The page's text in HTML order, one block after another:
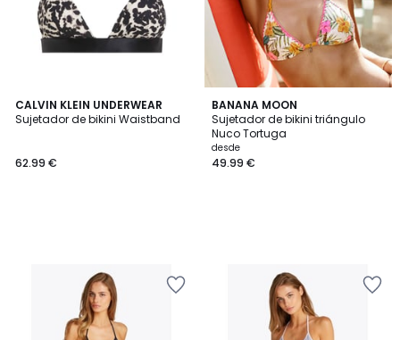
CALVIN KLEIN UNDERWEAR
Sujetador de bikini Waistband
62.99 €
BANANA MOON
Sujetador de bikini triángulo
Nuco Tortuga
desde
49.99 €